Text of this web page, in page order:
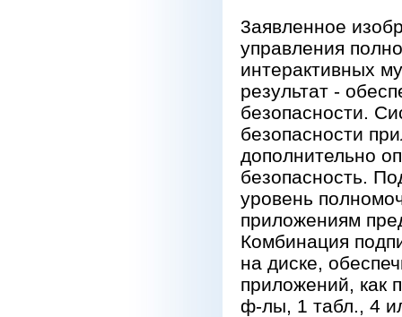
3аявленное
управления
интерактивных
результат -
безопасности.
безопасности
дополнительно
безопасность.
уровень
приложениям
Комбинация
на диске,
приложений, как
ф-лы, 1 табл., 4